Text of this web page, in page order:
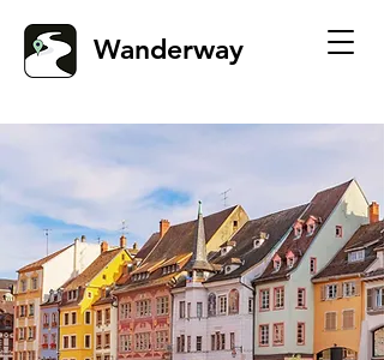
Wanderway